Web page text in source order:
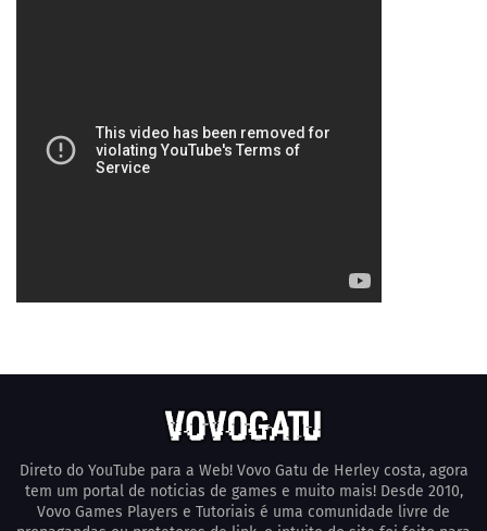
Direto do YouTube para a Web! Vovo Gatu de Herley costa, agora
tem um portal de noticias de games e muito mais! Desde 2010,
Vovo Games Players e Tutoriais é uma comunidade livre de